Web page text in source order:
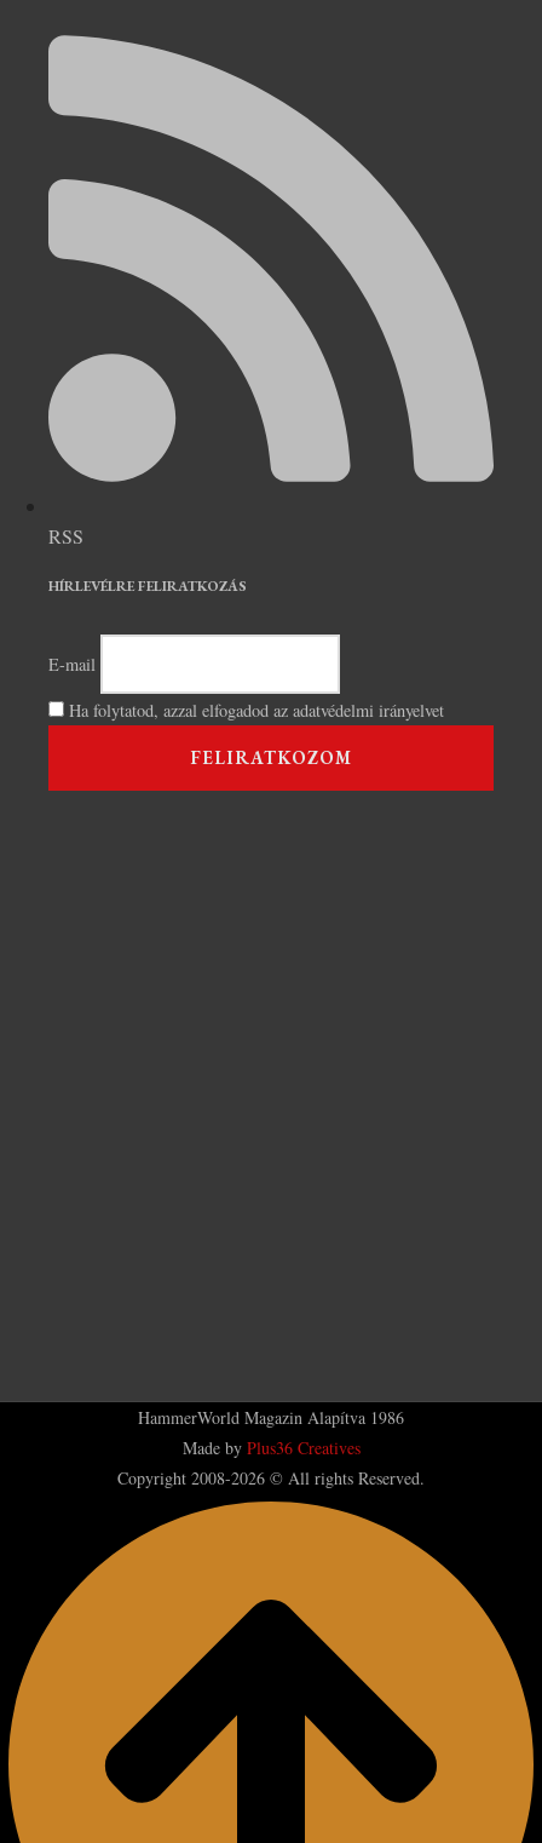
RSS
HÍRLEVÉLRE FELIRATKOZÁS
E-mail
Ha folytatod, azzal elfogadod az adatvédelmi irányelvet
HammerWorld Magazin Alapítva 1986
Made by Plus36 Creatives
Copyright 2008-2026 © All rights Reserved.